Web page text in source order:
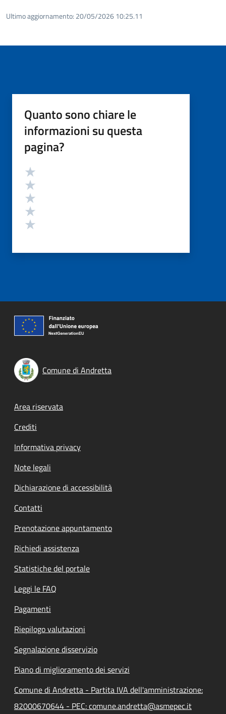
Ultimo aggiornamento: 20/05/2026 10:25.11
Quanto sono chiare le
informazioni su questa
pagina?
Valutazione
Comune di Andretta
Footer menu
Area riservata
Crediti
Informativa privacy
Note legali
Dichiarazione di accessibilità
Contatti
Prenotazione appuntamento
Richiedi assistenza
Statistiche del portale
Leggi le FAQ
Pagamenti
Riepilogo valutazioni
Segnalazione disservizio
Piano di miglioramento dei servizi
Comune di Andretta - Partita IVA dell'amministrazione:
82000670644 - PEC: comune.andretta@asmepec.it